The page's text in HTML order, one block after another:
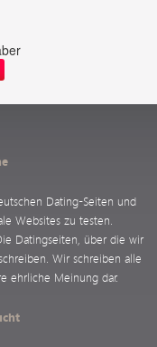
Dating-Seiten und
Websites zu testen.
Datingseiten, über die wir
Wir schreiben alle
ehrliche Meinung dar.